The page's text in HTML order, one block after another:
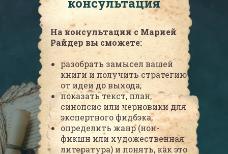
На консультации с Марией
Райдер вы сможете:
разобрать замысел вашей
книги и получить стратегию
от идеи до выхода;
показать текст, план,
синопсис или черновики для
экспертного фидбэка;
определить жанр (нон-
фикшн или художественная
литература) и понять, как это